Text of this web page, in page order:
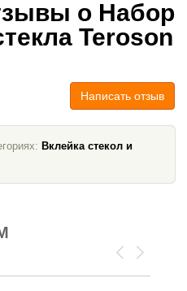
о Набор
Teroson
Написать отзыв
Вклейка стекол и